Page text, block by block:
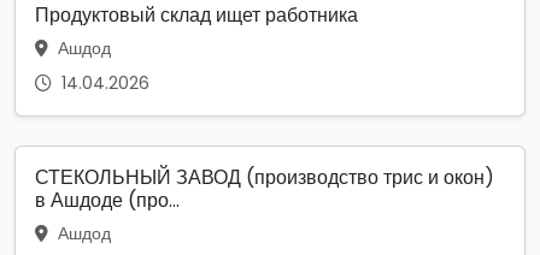
Продуктовый склад ищет работника
Ашдод
14.04.2026
СТЕКОЛЬНЫЙ ЗАВОД (производство трис и окон)
в Ашдоде (про...
Ашдод